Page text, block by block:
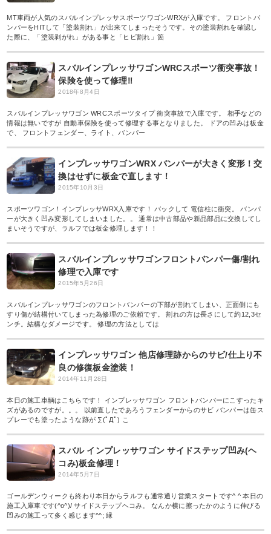
MT車両が人気のスバルインプレッサスポーツワゴンWRXが入庫です。 フロントバ
ンパーをHITして「塗装割れ」が出来てしまったそうです。その塗装割れを確認し
た際に、「塗装剥がれ」がある事と「ヒビ割れ」箇
スバルインプレッサワゴンWRCスポーツ衝突事故！
保険を使って修理‼︎
2018年8月4日
スバルインプレッサワゴン WRCスポーツタイプ 衝突事故で入庫です。 相手などの
情報は無いですが 自動車保険を使って修理する事となりました。 ドアの凹みは板金
で、 フロントフェンダー、ライト、バンパー
インプレッサワゴンWRX バンパーが大きく変形！交
換はせずに板金で直します！
2015年10月3日
スポーツワゴン！インプレッサWRX入庫です！ バックして 電信柱に衝突。 バンパ
ーが大きく凹み変形してしまいました。。 通常は中古部品や新品部品に交換してし
まいそうですが、ラルフでは板金修理します！！
スバルインプレッサワゴンフロントバンパー傷/割れ
修理で入庫です
2015年5月26日
スバルインプレッサワゴンのフロントバンパーの下部が割れてしまい、正面側にも
すり傷が結構付いてしまった為修理のご依頼です。 割れの方は長さにして約12,3セ
ンチ。結構なダメージです。 修理の方法としては
インプレッサワゴン 他店修理跡からのサビ/仕上り不
良の修復板金塗装！
2014年11月28日
本日の施工車輌はこちらです！ インプレッサワゴン フロントバンパーにこすったキ
ズがあるのですが。。。 以前直したであろうフェンダーからのサビ バンパーは缶ス
プレーでも塗ったような跡が ∑(ﾟДﾟ) こ
スバル インプレッサワゴン サイドステップ凹み(ヘ
コみ)板金修理！
2014年5月7日
ゴールデンウィークも終わり本日からラルフも通常通り営業スタートです^ ^ 本日の
施工入庫車です(^o^)/ サイドステップヘコみ。 なんか横に擦ったかのように伸びる
凹みの施工って多く感じます^^; 縁